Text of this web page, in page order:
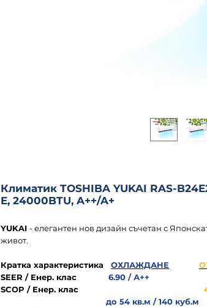
Климатик TOSHIBA YUKAI RAS-
E, 24000BTU, A++/A+
YUKAI - елегантен нов дизайн съчетан с
живот.
Кратка характеристика ОХЛАЖДАНЕ
SEER / Енер. клас
SCOP / Енер. клас
6.90 / А++
до 54 кв.м / 140 куб.м